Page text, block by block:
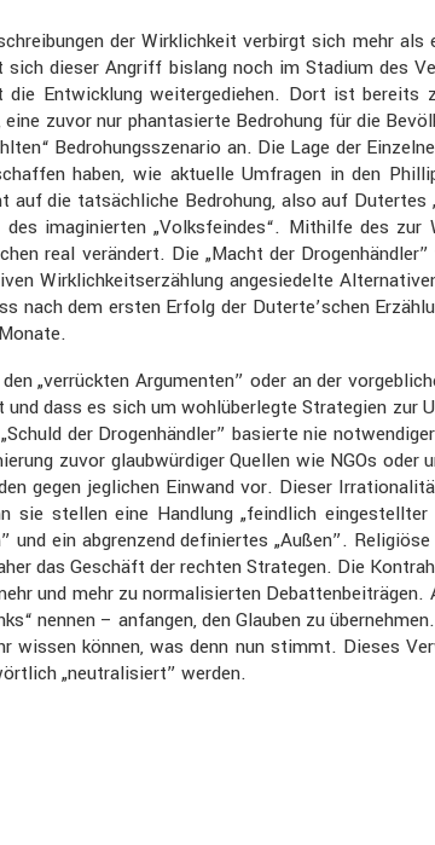
der Wirklich­keit verbirgt sich mehr
dieser Angriff bislang noch im Stadium des
Entwick­lung weiter­ge­diehen. Dort ist bereits
zuvor nur phanta­sierte Bedro­hung für die
Bedro­hungs­sze­nario an. Die Lage der
haben, wie aktuelle Umfragen in den
die tatsäch­liche Bedro­hung, also auf
imagi­nierten „Volks­feindes“. Mithilfe des
real verän­dert. Die „Macht der
Wirklich­keits­er­zäh­lung angesie­delte
nach dem ersten Erfolg der Duterte’schen
„verrückten Argumenten” oder an der
dass es sich um wohlüber­legte Strate­gien
der Drogen­händler” basierte nie
zuvor glaub­wür­diger Quellen wie NGOs
gegen jegli­chen Einwand vor. Dieser
sie stellen eine Handlung „feind­lich
und ein abgren­zend definiertes „Außen”.
das Geschäft der rechten Strategen. Die
und mehr zu norma­li­sierten
nennen – anfangen, den Glauben zu
wissen können, was denn nun stimmt. Dieses
„neutra­li­siert” werden.